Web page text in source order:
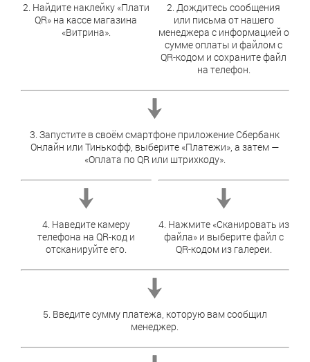
2. Найдите наклейку «Плати
QR» на кассе магазина
«Витрина».
2. Дождитесь сообщения
или письма от нашего
менеджера с информацией о
сумме оплаты и файлом с
QR-кодом и сохраните файл
на телефон.
3. Запустите в своём смартфоне приложение Сбербанк
Онлайн или Тинькофф, выберите «Платежи», а затем —
«Оплата по QR или штрихкоду».
4. Наведите камеру
телефона на QR-код и
отсканируйте его.
4. Нажмите «Сканировать из
файла» и выберите файл с
QR-кодом из галереи.
5. Введите сумму платежа, которую вам сообщил
менеджер.